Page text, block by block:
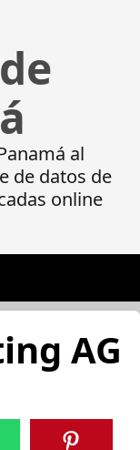
al
de datos de
online
AG